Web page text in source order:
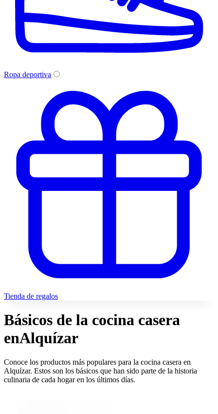
Ropa deportiva
Tienda de regalos
Básicos de la cocina casera
enAlquízar
Conoce los productos más populares para la cocina casera en
Alquízar. Estos son los básicos que han sido parte de la historia
culinaria de cada hogar en los últimos días.